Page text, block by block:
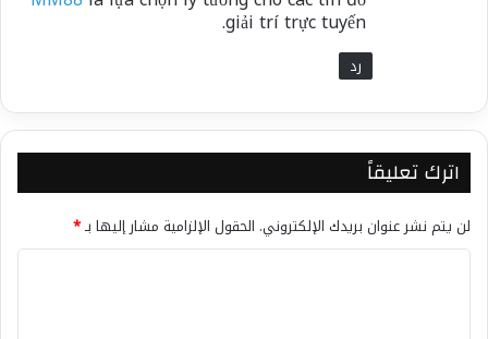
giải trí trực tuyến.
رد
اترك تعليقاً
لن يتم نشر عنوان بريدك الإلكتروني. الحقول الإلزامية مشار إليها بـ*